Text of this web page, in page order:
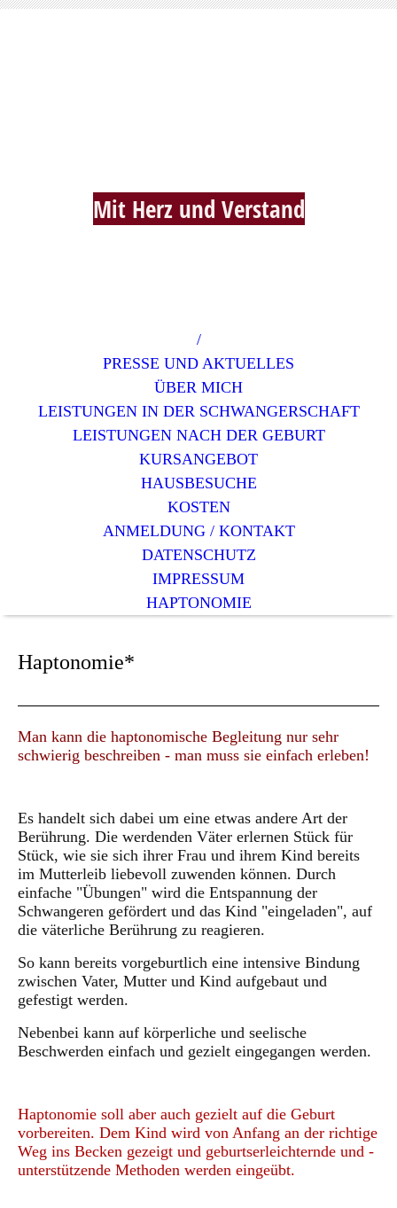
Mit Herz und Verstand
/
PRESSE UND AKTUELLES
ÜBER MICH
LEISTUNGEN IN DER SCHWANGERSCHAFT
LEISTUNGEN NACH DER GEBURT
KURSANGEBOT
HAUSBESUCHE
KOSTEN
ANMELDUNG / KONTAKT
DATENSCHUTZ
IMPRESSUM
HAPTONOMIE
Haptonomie*
Man kann die haptonomische Begleitung nur sehr
schwierig beschreiben - man muss sie einfach erleben!
Es handelt sich dabei um eine etwas andere Art der
Berührung. Die werdenden Väter erlernen Stück für
Stück, wie sie sich ihrer Frau und ihrem Kind bereits
im Mutterleib liebevoll zuwenden können. Durch
einfache "Übungen" wird die Entspannung der
Schwangeren gefördert und das Kind "eingeladen", auf
die väterliche Berührung zu reagieren.
So kann bereits vorgeburtlich eine intensive Bindung
zwischen Vater, Mutter und Kind aufgebaut und
gefestigt werden.
Nebenbei kann auf körperliche und seelische
Beschwerden einfach und gezielt eingegangen werden.
Haptonomie soll aber auch gezielt auf die Geburt
vorbereiten. Dem Kind wird von Anfang an der richtige
Weg ins Becken gezeigt und geburtserleichternde und -
unterstützende Methoden werden eingeübt.